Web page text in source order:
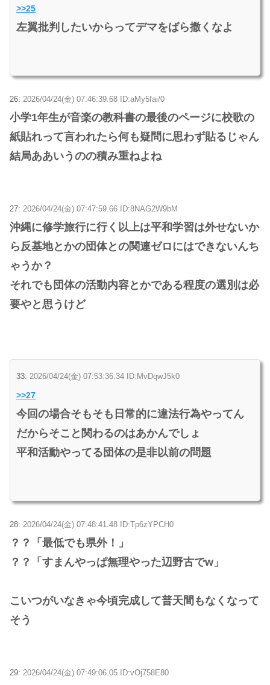
>>25
左翼批判したいからってデマをばら撒くなよ
26: 2026/04/24(金) 07:46:39.68 ID:aMy5fai/0
小学1年生が音楽の教科書の最後のページに校歌の
紙貼れって言われたら何も疑問に思わず貼るじゃん
結局ああいうのの積み重ねよね
27: 2026/04/24(金) 07:47:59.66 ID:8NAG2W9bM
沖縄に修学旅行に行く以上は平和学習は外せないか
ら反基地とかの団体との関連ゼロにはできないんち
ゃうか？
それでも団体の活動内容とかである程度の選別は必
要やと思うけど
33: 2026/04/24(金) 07:53:36.34 ID:MvDqwJ5k0
>>27
今回の場合そもそも日常的に違法行為やってん
だからそこと関わるのはあかんでしょ
平和活動やってる団体の是非以前の問題
28: 2026/04/24(金) 07:48:41.48 ID:Tp6zYPCH0
？？「最低でも県外！」
？？「すまんやっぱ無理やった辺野古でw」
こいつがいなきゃ今頃完成して普天間もなくなって
そう
29: 2026/04/24(金) 07:49:06.05 ID:vOj758E80